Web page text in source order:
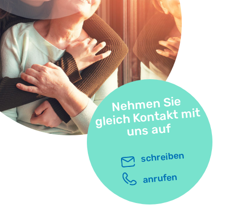
Nehmen Sie
gleich Kontakt mit
uns auf
schreiben
anrufen